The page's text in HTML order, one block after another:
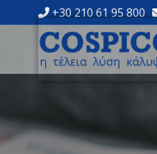
+30 210 61 95 800